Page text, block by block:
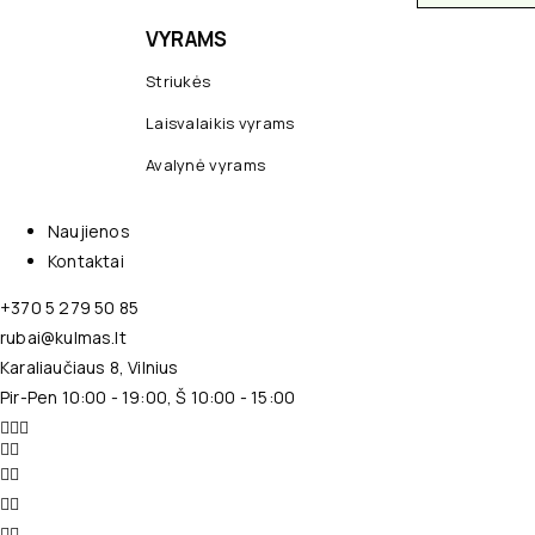
VYRAMS
Striukės
Laisvalaikis vyrams
Avalynė vyrams
Naujienos
Kontaktai
+370 5 279 50 85
rubai@kulmas.lt
Karaliaučiaus 8, Vilnius
Pir-Pen 10:00 - 19:00, Š 10:00 - 15:00